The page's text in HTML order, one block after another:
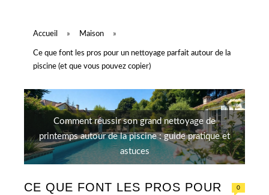
s
Accueil » Maison »
Ce que font les pros pour un nettoyage parfait autour de la
piscine (et que vous pouvez copier)
Comment réussir son grand nettoyage de
printemps autour de la piscine : guide pratique et
astuces
CE QUE FONT LES PROS POUR
0